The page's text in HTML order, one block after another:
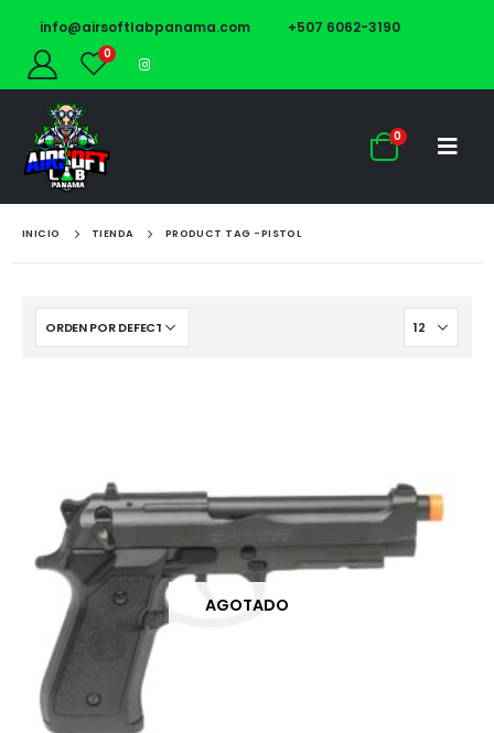
info@airsoftlabpanama.com +507 6062-3190
0
0
INICIO TIENDA PRODUCT TAG -PISTOL
AGOTADO